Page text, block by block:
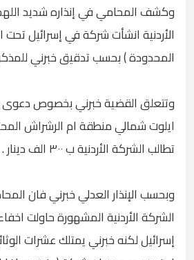
وكشف المحامي في إنذاره شديد
الأردنية انشأت شركة في إسرائيل
المحدودة ) بحسب تدقيق خبرني
وتتعلق القضية خبرني بخصوص
ايلوت شمالي منطقة ام الرشراش
تطالب الشركة الأردنية ب ٣٠٠ الف دينار .
وبحسب الإنذار العدلي خبرني فان
الشركة الأردنية المشهورة حاولت
إسرائيل لكنه خبرني يمتلك عشرات